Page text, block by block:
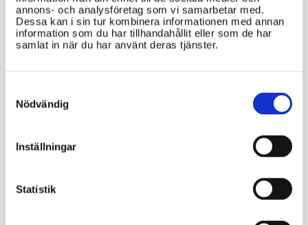
annons- och analysföretag som vi samarbetar med.
Dessa kan i sin tur kombinera informationen med annan
information som du har tillhandahållit eller som de har
samlat in när du har använt deras tjänster.
Selection
Nödvändig
Inställningar
Statistik
VIKTIG INFORMATION
internationella organisationer
På vilka sätt bidrar Sverige till arbetet i